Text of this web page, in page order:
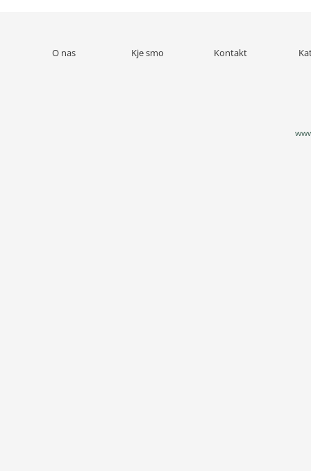
O nas Kje smo Kontakt